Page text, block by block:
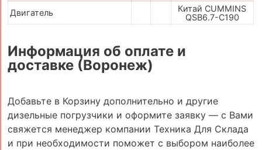
Двигатель
Китай CUMMINS
QSB6.7-C190
Информация об оплате и
доставке (Воронеж)
Добавьте в Корзину дополнительно и другие
дизельные погрузчики и оформите заявку — с Вами
свяжется менеджер компании Техника Для Склада
и при необходимости поможет с выбором наиболее